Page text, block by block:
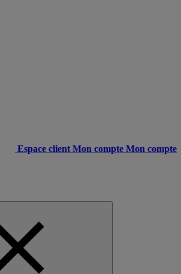
Espace client Mon compte Mon compte